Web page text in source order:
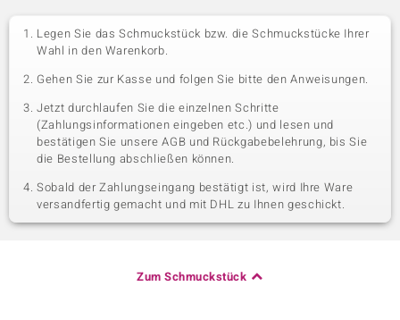
Legen Sie das Schmuckstück bzw. die Schmuckstücke Ihrer
Wahl in den Warenkorb.
Gehen Sie zur Kasse und folgen Sie bitte den Anweisungen.
Jetzt durchlaufen Sie die einzelnen Schritte
(Zahlungsinformationen eingeben etc.) und lesen und
bestätigen Sie unsere AGB und Rückgabebelehrung, bis Sie
die Bestellung abschließen können.
Sobald der Zahlungseingang bestätigt ist, wird Ihre Ware
versandfertig gemacht und mit DHL zu Ihnen geschickt.
Zum Schmuckstück